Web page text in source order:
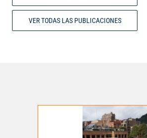
VER TODAS LAS PUBLICACIONES